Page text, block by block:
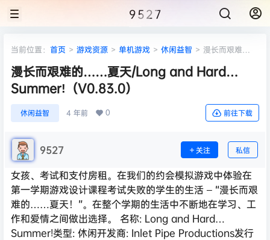
9527
当前位置： 首页 > 游戏资源 > 单机游戏 > 休闲益智 > 漫长而艰难
漫长而艰难的……夏天/Long and Hard…
Summer!（V0.83.0）
休闲益智 4 年前 0 前往下载
9527 关注 私信
女孩、考试和支付房租。在我们的约会模拟游戏中体验在
第一学期游戏设计课程考试失败的学生的生活 – “漫长而艰
难的……夏天！”。在整个学期的生活中不断地在学习、工
作和爱情之间做出选择。 名称: Long and Hard…
Summer!类型: 休闲开发商: Inlet Pipe Productions发行